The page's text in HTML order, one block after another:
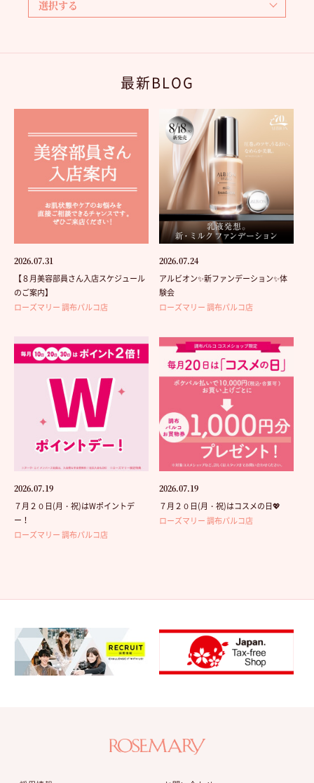
最新BLOG
2026.07.31
【８月美容部員さん入店スケジュール
のご案内】
ローズマリー 調布パルコ店
2026.07.24
アルビオン✨新ファンデーション✨体
験会
ローズマリー 調布パルコ店
2026.07.19
７月２０日(月・祝)はWポイントデ
ー！
ローズマリー 調布パルコ店
2026.07.19
７月２０日(月・祝)はコスメの日💖
ローズマリー 調布パルコ店